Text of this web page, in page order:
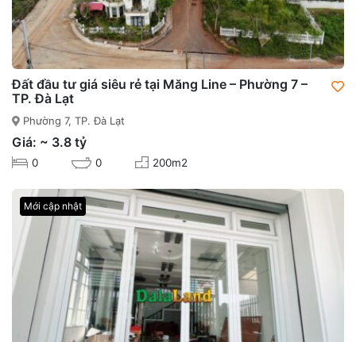
Đất đầu tư giá siêu rẻ tại Măng Line – Phường 7 –
TP. Đà Lạt
Phường 7, TP. Đà Lạt
Giá: ~ 3.8 tỷ
0 0 200m2
Mới cập nhật